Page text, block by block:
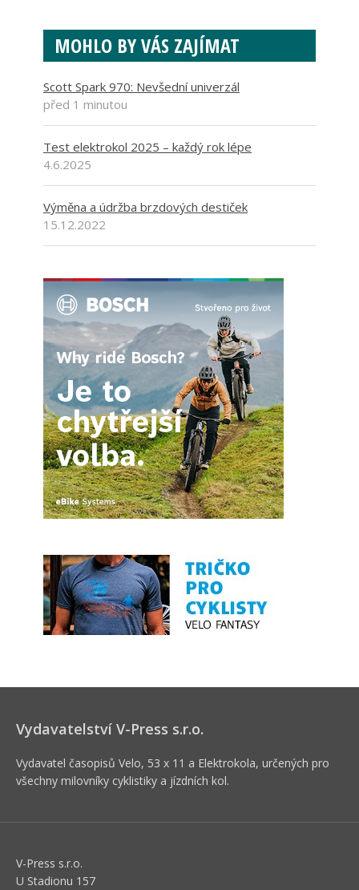
MOHLO BY VÁS ZAJÍMAT
Scott Spark 970: Nevšední univerzál
před 1 minutou
Test elektrokol 2025 – každý rok lépe
4.6.2025
Výměna a údržba brzdových destiček
15.12.2022
Vydavatelství V-Press s.r.o.
Vydavatel časopisů Velo, 53 x 11 a Elektrokola, určených pro
všechny milovníky cyklistiky a jízdních kol.
V-Press s.r.o.
U Stadionu 157